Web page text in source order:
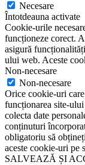
Necesare
Întotdeauna activate
Cookie-urile
funcționeze corect.
asigură
ului web. Aceste
Non-necesare
Non-necesare
Orice cookie-uri
funcționarea site-
colecta date
conținuturi
obligatoriu să
aceste cookie-uri pe
SALVEAZĂ ȘI